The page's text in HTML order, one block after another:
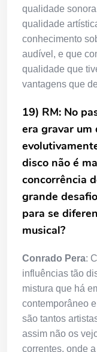
qualidade
qualidade
conhecimento
audível, e que
qualidade que
vantagens que
19) RM: No
era gravar um
disco não é
concorrência
grande
para se
musical?
Conrado Pera:
influências tão
mistura que há
contemporâneo
são tantos
assim não os
correntes, onde